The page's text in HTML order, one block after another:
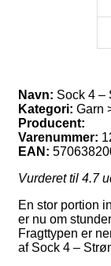
Navn: Sock 4 –
Kategori: Garn
Producent:
Varenummer:
EAN:
Vurderet til 4.7
En stor portion
er nu om
Fragttypen er
af Sock 4 –